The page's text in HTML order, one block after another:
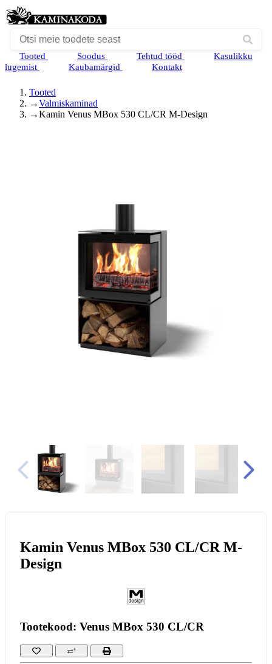
Tooted Soodus Tehtud tööd
Kasulikku
lugemist
Kaubamärgid Kontakt
Tooted
→Valmiskaminad
→Kamin Venus MBox 530 CL/CR M-Design
Kamin Venus MBox 530 CL/CR M-
Design
Tootekood: Venus MBox 530 CL/CR